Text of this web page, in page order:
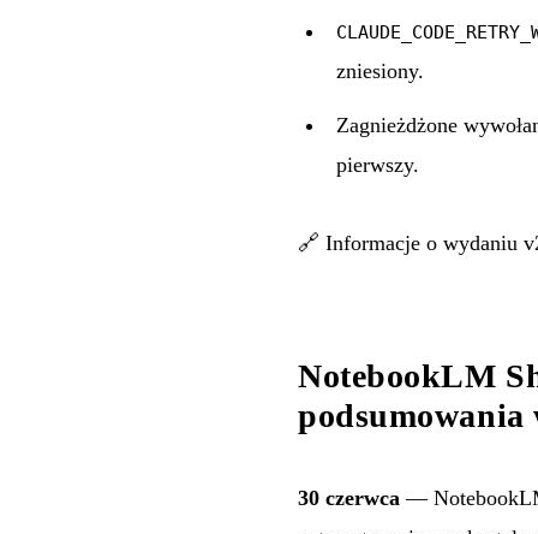
zniesiony.
Zagnieżdżone
pierwszy.
🔗 Informacje o wydaniu
NotebookLM
podsumowania
30 czerwca —